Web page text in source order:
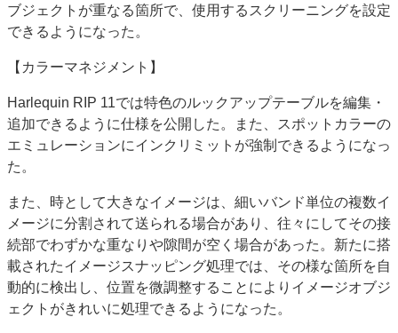
ブジェクトが重なる箇所で、使用するスクリーニングを設定
できるようになった。
【カラーマネジメント】
Harlequin RIP 11では特色のルックアップテーブルを編集・
追加できるように仕様を公開した。また、スポットカラーの
エミュレーションにインクリミットが強制できるようになっ
た。
また、時として大きなイメージは、細いバンド単位の複数イ
メージに分割されて送られる場合があり、往々にしてその接
続部でわずかな重なりや隙間が空く場合があった。新たに搭
載されたイメージスナッピング処理では、その様な箇所を自
動的に検出し、位置を微調整することによりイメージオブジ
ェクトがきれいに処理できるようになった。